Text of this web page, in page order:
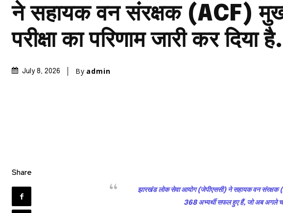
ने सहायक वन संरक्षक (ACF)
परीक्षा का परिणाम जारी कर दिया है.
July 8, 2026 By admin
Share
झारखंड लोक सेवा आयोग (जेपीएससी) ने सहायक वन संरक्षक
368 अभ्यर्थी सफल हुए हैं, जो अब अगले